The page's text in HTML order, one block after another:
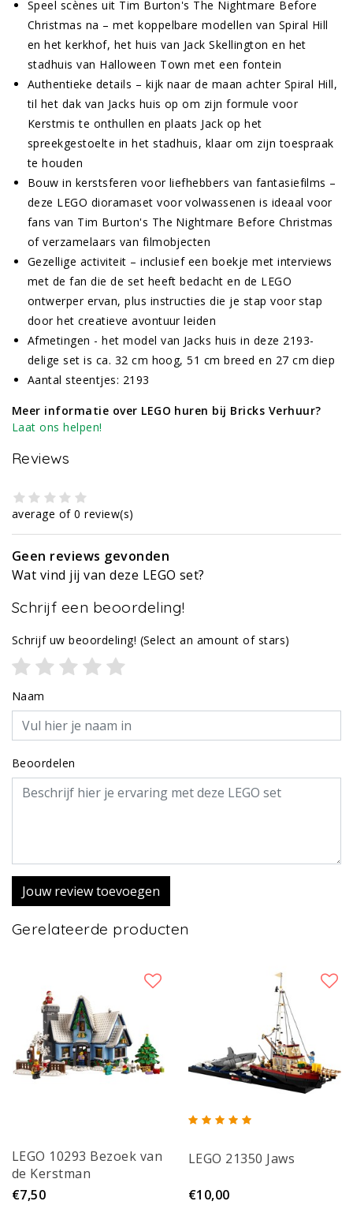
Speel scènes uit Tim Burton's The Nightmare Before
Christmas na – met koppelbare modellen van Spiral Hill
en het kerkhof, het huis van Jack Skellington en het
stadhuis van Halloween Town met een fontein
Authentieke details – kijk naar de maan achter Spiral Hill,
til het dak van Jacks huis op om zijn formule voor
Kerstmis te onthullen en plaats Jack op het
spreekgestoelte in het stadhuis, klaar om zijn toespraak
te houden
Bouw in kerstsferen voor liefhebbers van fantasiefilms –
deze LEGO dioramaset voor volwassenen is ideaal voor
fans van Tim Burton's The Nightmare Before Christmas
of verzamelaars van filmobjecten
Gezellige activiteit – inclusief een boekje met interviews
met de fan die de set heeft bedacht en de LEGO
ontwerper ervan, plus instructies die je stap voor stap
door het creatieve avontuur leiden
Afmetingen - het model van Jacks huis in deze 2193-
delige set is ca. 32 cm hoog, 51 cm breed en 27 cm diep
Aantal steentjes: 2193
Meer informatie over LEGO huren bij Bricks Verhuur?
Laat ons helpen!
Reviews
average of 0 review(s)
Geen reviews gevonden
Wat vind jij van deze LEGO set?
Schrijf een beoordeling!
Schrijf uw beoordeling! (Select an amount of stars)
Naam
Beoordelen
Jouw review toevoegen
Gerelateerde producten
LEGO 10293 Bezoek van
de Kerstman
€7,50
LEGO 21350 Jaws
€10,00